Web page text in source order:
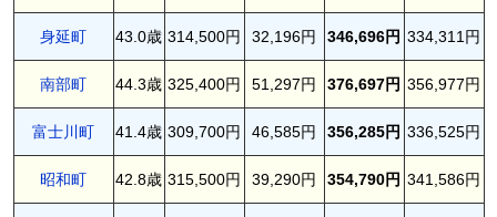
身延町 43.0歳 314,500円 32,196円 346,696円 334,311円
南部町 44.3歳 325,400円 51,297円 376,697円 356,977円
富士川町 41.4歳 309,700円 46,585円 356,285円 336,525円
昭和町 42.8歳 315,500円 39,290円 354,790円 341,586円